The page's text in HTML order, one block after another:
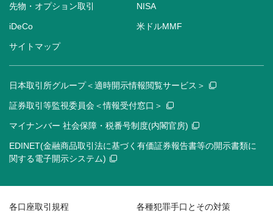
先物・オプション取引 NISA
iDeCo 米ドルMMF
サイトマップ
日本取引所グループ＜適時開示情報閲覧サービス＞
証券取引等監視委員会＜情報受付窓口＞
マイナンバー 社会保障・税番号制度(内閣官房)
EDINET(金融商品取引法に基づく有価証券報告書等の開示書類に
関する電子開示システム)
各口座取引規程 各種犯罪手口とその対策